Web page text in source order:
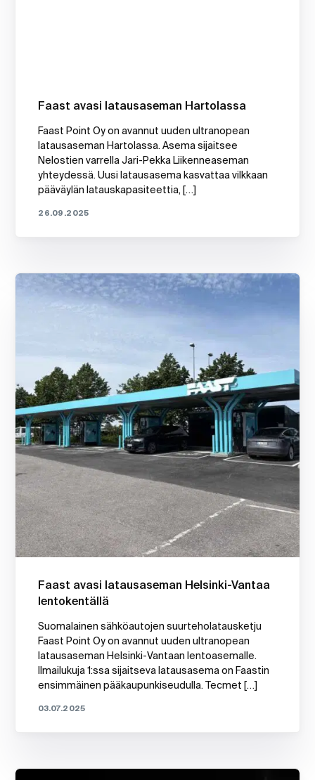
Faast avasi latausaseman Hartolassa
Faast Point Oy on avannut uuden ultranopean
latausaseman Hartolassa. Asema sijaitsee
Nelostien varrella Jari-Pekka Liikenneaseman
yhteydessä. Uusi latausasema kasvattaa vilkkaan
pääväylän latauskapasiteettia, […]
26.09.2025
Faast avasi latausaseman Helsinki-Vantaa
lentokentällä
Suomalainen sähköautojen suurteholatausketju
Faast Point Oy on avannut uuden ultranopean
latausaseman Helsinki-Vantaan lentoasemalle.
Ilmailukuja 1:ssa sijaitseva latausasema on Faastin
ensimmäinen pääkaupunkiseudulla. Tecmet […]
03.07.2025